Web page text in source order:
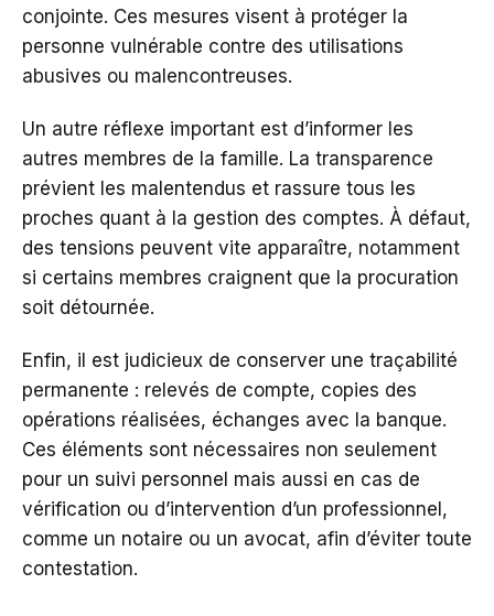
conjointe. Ces mesures visent à protéger la
personne vulnérable contre des utilisations
abusives ou malencontreuses.
Un autre réflexe important est d’informer les
autres membres de la famille. La transparence
prévient les malentendus et rassure tous les
proches quant à la gestion des comptes. À défaut,
des tensions peuvent vite apparaître, notamment
si certains membres craignent que la procuration
soit détournée.
Enfin, il est judicieux de conserver une traçabilité
permanente : relevés de compte, copies des
opérations réalisées, échanges avec la banque.
Ces éléments sont nécessaires non seulement
pour un suivi personnel mais aussi en cas de
vérification ou d’intervention d’un professionnel,
comme un notaire ou un avocat, afin d’éviter toute
contestation.